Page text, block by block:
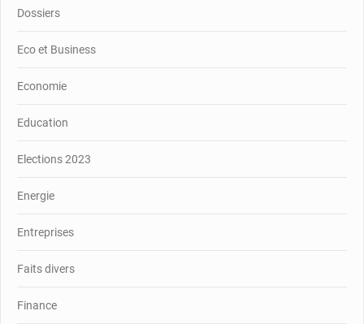
Dossiers
Eco et Business
Economie
Education
Elections 2023
Energie
Entreprises
Faits divers
Finance